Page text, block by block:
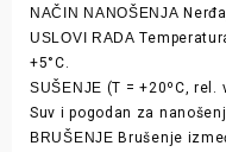
NAČIN NANOŠENJA
USLOVI RADA
+5°C.
SUŠENJE (T = +20ºC, rel.
Suv i pogodan za
BRUŠENJE Brušenje